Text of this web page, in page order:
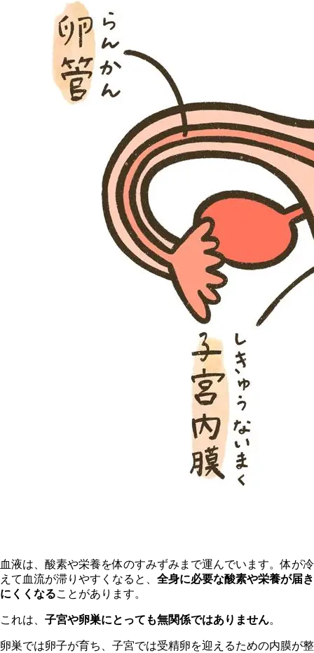
血液は、酸素や栄養を体のすみずみまで運んでいます。体が冷
えて血流が滞りやすくなると、 全身に必要な酸素や栄養が届き
にくくなることがあります。
これは、 子宮や卵巣にとっても無関係ではありません。
卵巣では卵子が育ち、子宮では受精卵を迎えるための内膜が整